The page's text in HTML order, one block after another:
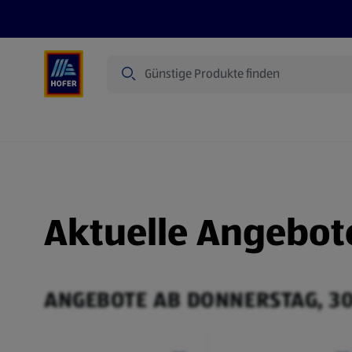
Aktuelle
ANGEBOTE AB DONNERSTAG,